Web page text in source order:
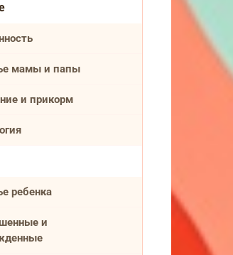
мамы и папы
и прикорм
ребенка
и